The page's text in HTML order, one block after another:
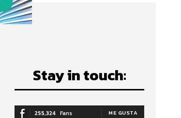
Stay in touch:
255,324 Fans ME GUSTA